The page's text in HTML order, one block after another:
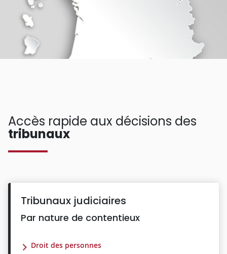
Accès rapide aux décisions des
tribunaux
Tribunaux judiciaires
Par nature de contentieux
Droit des personnes